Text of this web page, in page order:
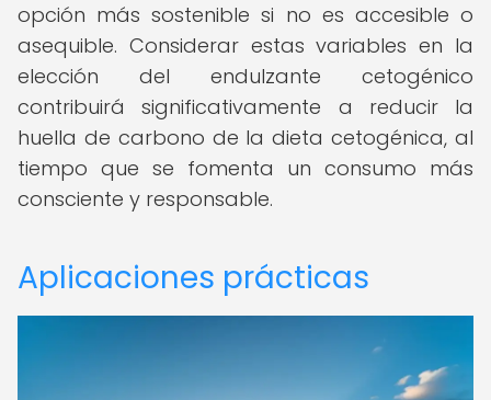
opción más sostenible si no es accesible o
asequible. Considerar estas variables en la
elección del endulzante cetogénico
contribuirá significativamente a reducir la
huella de carbono de la dieta cetogénica, al
tiempo que se fomenta un consumo más
consciente y responsable.
Aplicaciones prácticas